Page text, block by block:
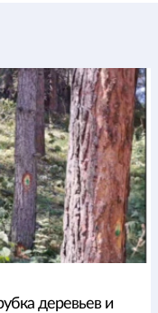
деревьев и